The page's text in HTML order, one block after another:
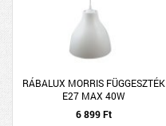
RÁBALUX MORRIS FÜGGESZTÉK
E27 MAX 40W
6 899 Ft